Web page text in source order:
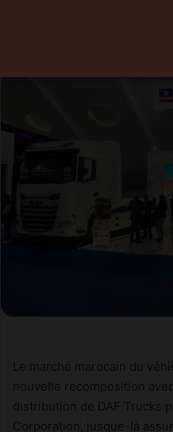
Le marché marocain du
nouvelle recomposition
distribution de DAF Trucks
Corporation, jusque-là